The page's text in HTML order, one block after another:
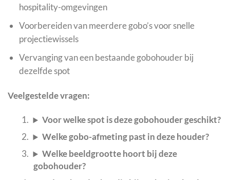
hospitality-omgevingen
Voorbereiden van meerdere gobo’s voor snelle
projectiewissels
Vervanging van een bestaande gobohouder bij
dezelfde spot
Veelgestelde vragen:
Voor welke spot is deze gobohouder geschikt?
Welke gobo-afmeting past in deze houder?
Welke beeldgrootte hoort bij deze
gobohouder?